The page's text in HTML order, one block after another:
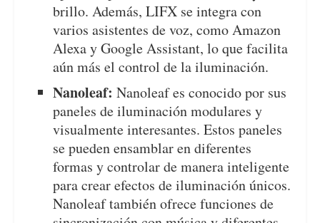
brillo. Además, LIFX se integra con
varios asistentes de voz, como Amazon
Alexa y Google Assistant, lo que facilita
aún más el control de la iluminación.
Nanoleaf: Nanoleaf es conocido por sus
paneles de iluminación modulares y
visualmente interesantes. Estos paneles
se pueden ensamblar en diferentes
formas y controlar de manera inteligente
para crear efectos de iluminación únicos.
Nanoleaf también ofrece funciones de